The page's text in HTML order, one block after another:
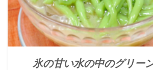
氷の甘い水の中のグリー